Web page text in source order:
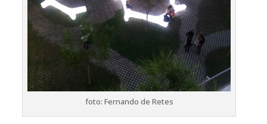
foto: Fernando de Retes